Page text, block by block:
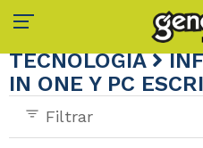
TECNOLOGÍA
IN ONE Y PC
Filtrar